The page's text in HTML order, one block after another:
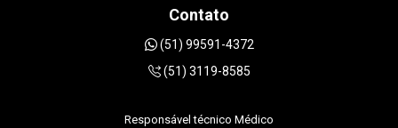
Contato
(51) 99591-4372
(51) 3119-8585
Responsável técnico Médico